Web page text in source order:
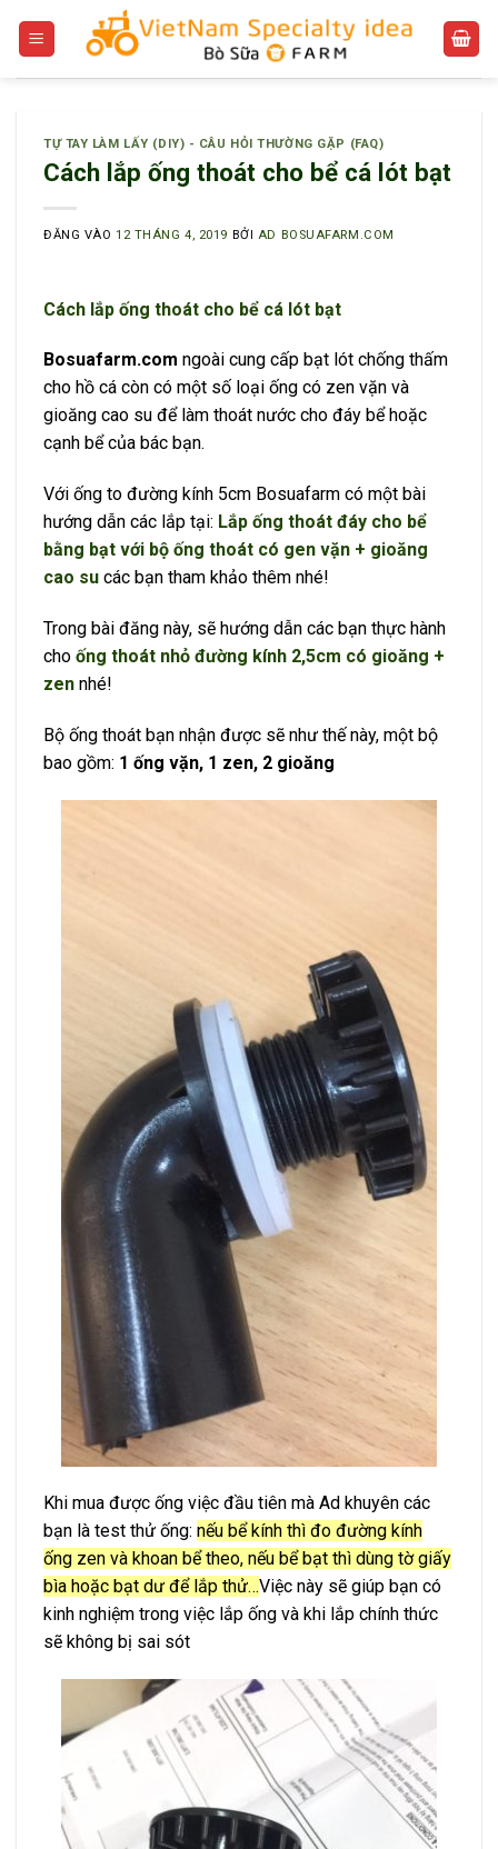
TỰ TAY LÀM LẤY (DIY) - CÂU HỎI THƯỜNG GẶP (FAQ)
Cách lắp ống thoát cho bể cá lót bạt
ĐĂNG VÀO12 THÁNG 4, 2019 BỞI AD BOSUAFARM.COM
Cách lắp ống thoát cho bể cá lót bạt
Bosuafarm.com ngoài cung cấp bạt lót chống thấm
cho hồ cá còn có một số loại ống có zen vặn và
gioăng cao su để làm thoát nước cho đáy bể hoặc
cạnh bể của bác bạn.
Với ống to đường kính 5cm Bosuafarm có một bài
hướng dẫn các lắp tại: Lắp ống thoát đáy cho bể
bằng bạt với bộ ống thoát có gen vặn + gioăng
cao su các bạn tham khảo thêm nhé!
Trong bài đăng này, sẽ hướng dẫn các bạn thực hành
cho ống thoát nhỏ đường kính 2,5cm có gioăng +
zen nhé!
Bộ ống thoát bạn nhận được sẽ như thế này, một bộ
bao gồm: 1 ống vặn, 1 zen, 2 gioăng
Khi mua được ống việc đầu tiên mà Ad khuyên các
bạn là test thử ống: nếu bể kính thì đo đường kính
ống zen và khoan bể theo, nếu bể bạt thì dùng tờ giấy
bìa hoặc bạt dư để lắp thử…Việc này sẽ giúp bạn có
kinh nghiệm trong việc lắp ống và khi lắp chính thức
sẽ không bị sai sót